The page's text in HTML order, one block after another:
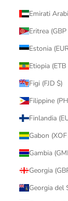
Eritrea (GBP
Estonia
Etiopia (ETB
Figi (FJD $)
Filippine
Finlandia
Gabon
Gambia
Georgia
Georgia del